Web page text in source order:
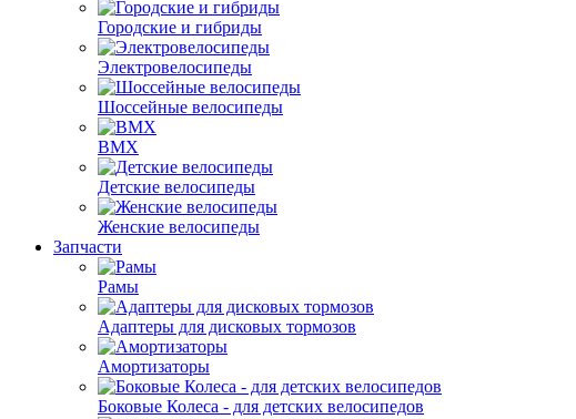
Городские и гибриды
Электровелосипеды
Шоссейные велосипеды
BMX
Детские велосипеды
Женские велосипеды
Запчасти
Рамы
Адаптеры для дисковых тормозов
Амортизаторы
Боковые Колеса - для детских велосипедов